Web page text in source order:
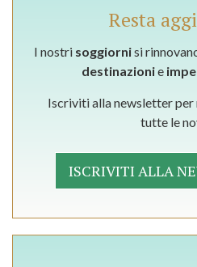
Resta
I nostri soggiornisi
destinazionie
Iscriviti alla newsletter
tutte le
ISCRIVITI ALLA